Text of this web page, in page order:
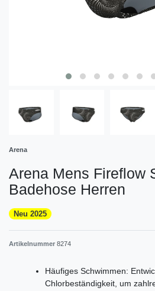
Arena
Arena Mens Fireflow
Badehose Herren
Neu 2025
Artikelnummer 8274
Häufiges Schwimmen:
Chlorbeständigkeit, um